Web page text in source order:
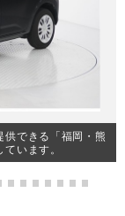
供できる「福岡・熊
います。